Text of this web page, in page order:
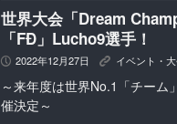
世界大会「Dream
「FĐ」Lucho9選手！
P 2022年12月27日 K イベント・
～来年度は世界No.1「チーム
催決定～